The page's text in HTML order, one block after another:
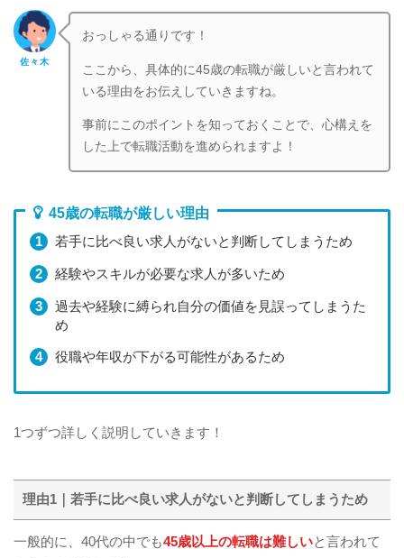
佐々木
おっしゃる通りです！
ここから、具体的に45歳の転職が厳しいと言われて
いる理由をお伝えしていきますね。
事前にこのポイントを知っておくことで、心構えを
した上で転職活動を進められますよ！
45歳の転職が厳しい理由
若手に比べ良い求人がないと判断してしまうため
経験やスキルが必要な求人が多いため
過去や経験に縛られ自分の価値を見誤ってしまうた
め
役職や年収が下がる可能性があるため
1つずつ詳しく説明していきます！
理由1｜若手に比べ良い求人がないと判断してしまうため
一般的に、40代の中でも45歳以上の転職は難しいと言われて